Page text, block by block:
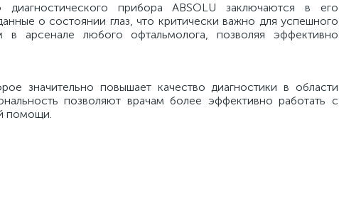
диагностического прибора ABSOLU заключаются в его
о состоянии глаз, что критически важно для успешного
арсенале любого офтальмолога, позволяя эффективно
значительно повышает качество диагностики в области
позволяют врачам более эффективно работать с
помощи.